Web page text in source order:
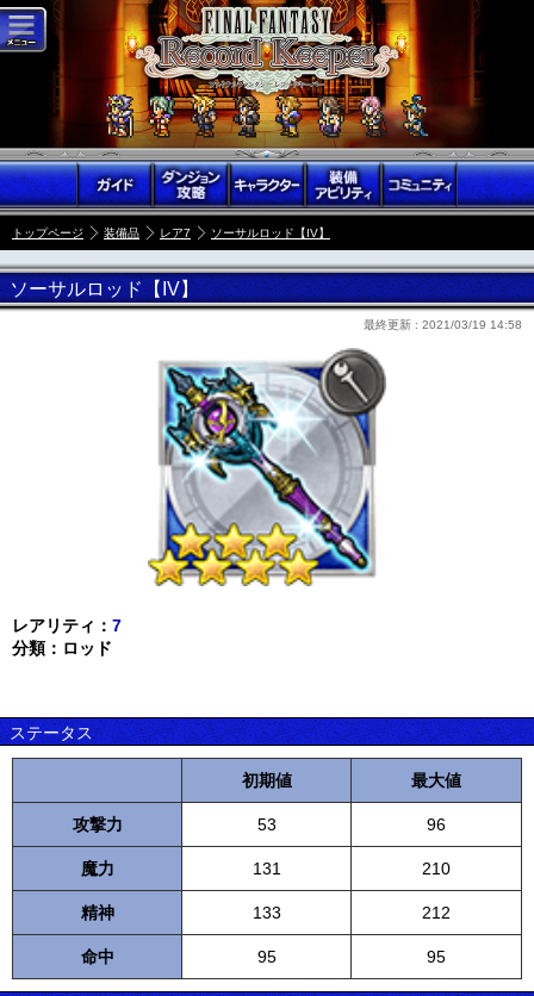
トップページ 装備品 レア7 ソーサルロッド【IV】
ソーサルロッド【IV】
最終更新 : 2021/03/19 14:58
レアリティ： 7
分類：ロッド
ステータス
初期値 最大値
攻撃力 53 96
魔力 131 210
精神 133 212
命中 95 95